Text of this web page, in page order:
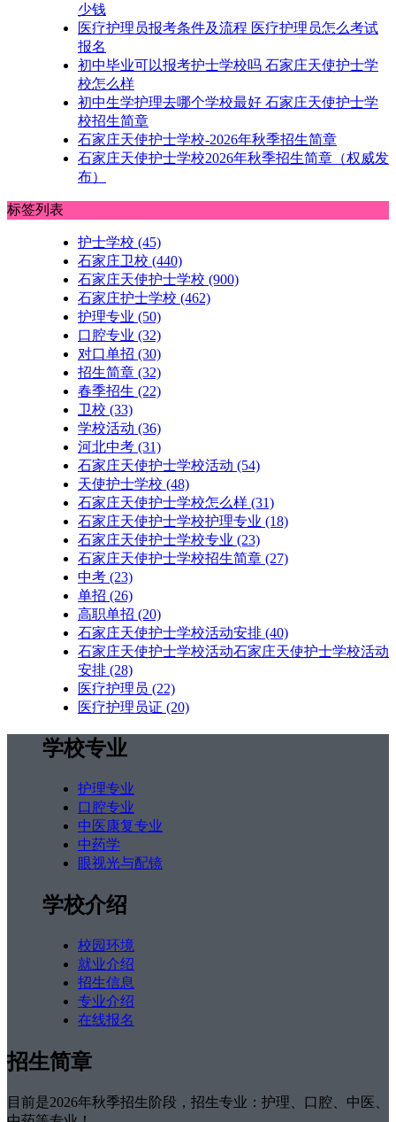
少钱
医疗护理员报考条件及流程 医疗护理员怎么考试
报名
初中毕业可以报考护士学校吗 石家庄天使护士学
校怎么样
初中生学护理去哪个学校最好 石家庄天使护士学
校招生简章
石家庄天使护士学校-2026年秋季招生简章
石家庄天使护士学校2026年秋季招生简章（权威发
布）
标签列表
护士学校 (45)
石家庄卫校 (440)
石家庄天使护士学校 (900)
石家庄护士学校 (462)
护理专业 (50)
口腔专业 (32)
对口单招 (30)
招生简章 (32)
春季招生 (22)
卫校 (33)
学校活动 (36)
河北中考 (31)
石家庄天使护士学校活动 (54)
天使护士学校 (48)
石家庄天使护士学校怎么样 (31)
石家庄天使护士学校护理专业 (18)
石家庄天使护士学校专业 (23)
石家庄天使护士学校招生简章 (27)
中考 (23)
单招 (26)
高职单招 (20)
石家庄天使护士学校活动安排 (40)
石家庄天使护士学校活动石家庄天使护士学校活动
安排 (28)
医疗护理员 (22)
医疗护理员证 (20)
学校专业
护理专业
口腔专业
中医康复专业
中药学
眼视光与配镜
学校介绍
校园环境
就业介绍
招生信息
专业介绍
在线报名
招生简章
目前是2026年秋季招生阶段，招生专业：护理、口腔、中医、